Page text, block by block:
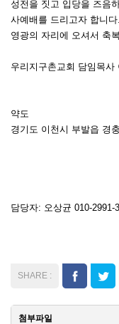
성전을 짓고 입당을 즈음
사예배를 드리고자 합니다.
영광의 자리에 오셔서 축
우리지구촌교회 담임목사
약도
경기도 이천시 부발읍 경
담당자: 오상균 010-2991-
첨부파일